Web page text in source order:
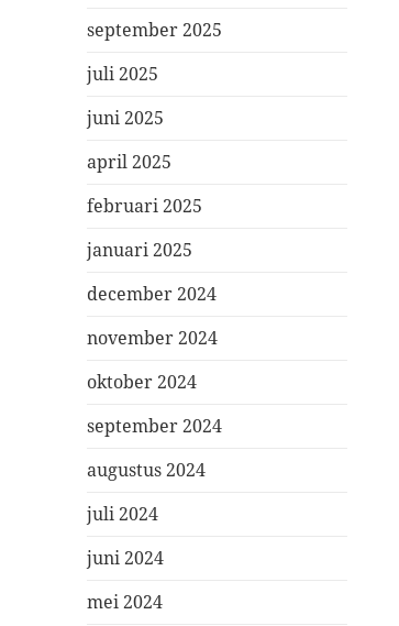
september 2025
juli 2025
juni 2025
april 2025
februari 2025
januari 2025
december 2024
november 2024
oktober 2024
september 2024
augustus 2024
juli 2024
juni 2024
mei 2024